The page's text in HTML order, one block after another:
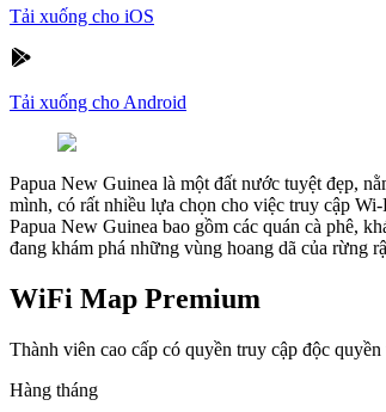
Tải xuống cho iOS
Tải xuống cho Android
Papua New Guinea là một đất nước tuyệt đẹp,
mình, có rất nhiều lựa chọn cho việc truy cập
Papua New Guinea bao gồm các quán cà phê,
đang khám phá những vùng hoang dã của rừng
WiFi Map Premium
Thành viên cao cấp có quyền truy cập độc
Hàng tháng